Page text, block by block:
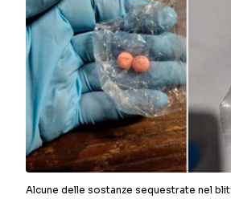
Alcune delle sostanze sequestrate nel